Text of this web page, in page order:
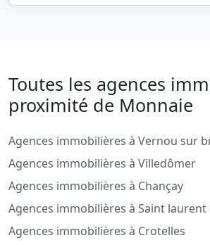
Toutes les agences
proximité de Monnaie
Agences immobilières à Vernou sur
Agences immobilières à Villedômer
Agences immobilières à Chançay
Agences immobilières à Saint laurent
Agences immobilières à Crotelles